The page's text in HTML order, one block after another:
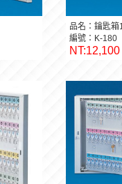
品名：鑰匙箱
編號：K-180
NT:12,100